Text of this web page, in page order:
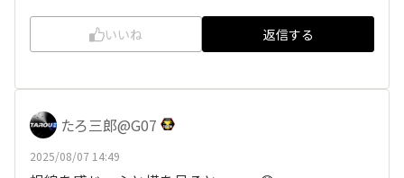
いいね 返信する
たろ三郎@G07
2025/08/07 14:49